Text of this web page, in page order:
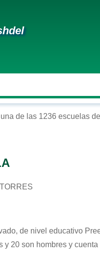
de las 1236 escuelas
, de nivel educativo
20 son hombres y cuenta